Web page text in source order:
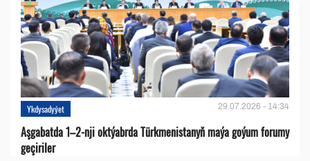
Ykdysadyýet 29.07.2026 - 14:34
Aşgabatda 1–2-nji oktýabrda Türkmenistanyň maýa goýum forumy
geçiriler